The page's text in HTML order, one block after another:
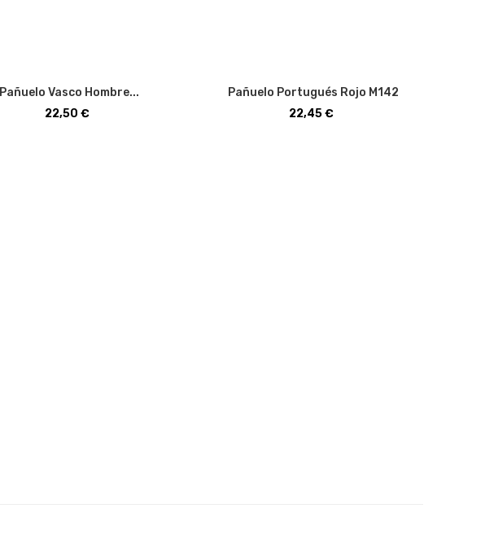
Pañuelo Vasco Hombre...
Precio
22,50 €
Pañuelo Portugués Rojo M142
Precio
22,45 €